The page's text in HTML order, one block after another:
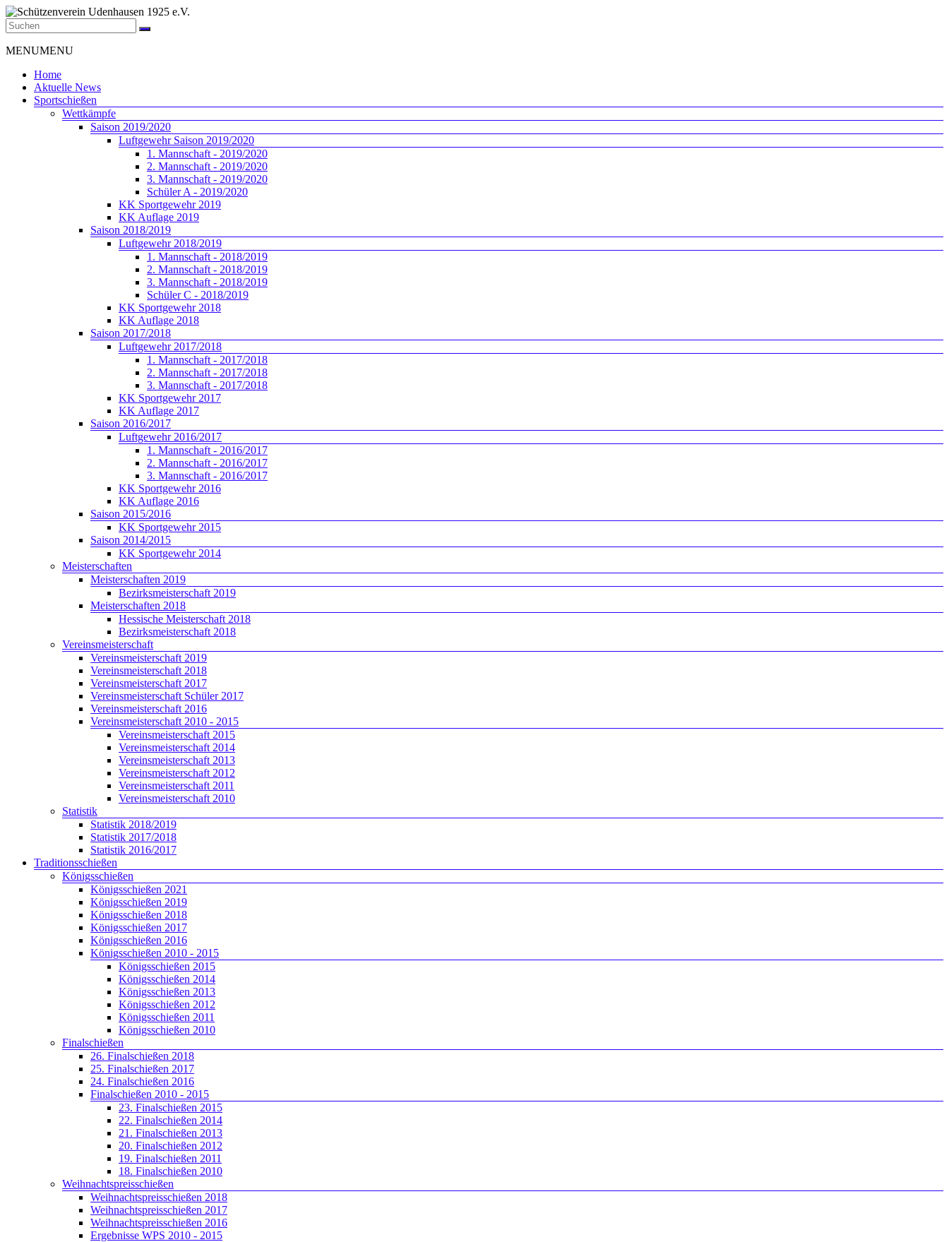
Zum
Inhalt
springen
Schützenverein
Udenhausen
e.V.
Schützenverein
Menü
MENUMENU
Home
Aktuelle News
Sportschießen
Wettkämpfe
Saison 2019/2020
Luftgewehr Saison 2019/2020
1. Mannschaft - 2019/2020
2. Mannschaft - 2019/2020
3. Mannschaft - 2019/2020
Schüler A - 2019/2020
KK Sportgewehr 2019
KK Auflage 2019
Saison 2018/2019
Luftgewehr 2018/2019
1. Mannschaft - 2018/2019
2. Mannschaft - 2018/2019
3. Mannschaft - 2018/2019
Schüler C - 2018/2019
KK Sportgewehr 2018
KK Auflage 2018
Saison 2017/2018
Luftgewehr 2017/2018
1. Mannschaft - 2017/2018
2. Mannschaft - 2017/2018
3. Mannschaft - 2017/2018
KK Sportgewehr 2017
KK Auflage 2017
Saison 2016/2017
Luftgewehr 2016/2017
1. Mannschaft - 2016/2017
2. Mannschaft - 2016/2017
3. Mannschaft - 2016/2017
KK Sportgewehr 2016
KK Auflage 2016
Saison 2015/2016
KK Sportgewehr 2015
Saison 2014/2015
KK Sportgewehr 2014
Meisterschaften
Meisterschaften 2019
Bezirksmeisterschaft 2019
Meisterschaften 2018
Hessische Meisterschaft 2018
Bezirksmeisterschaft 2018
Vereinsmeisterschaft
Vereinsmeisterschaft 2019
Vereinsmeisterschaft 2018
Vereinsmeisterschaft 2017
Vereinsmeisterschaft Schüler 2017
Vereinsmeisterschaft 2016
Vereinsmeisterschaft 2010 - 2015
Vereinsmeisterschaft 2015
Vereinsmeisterschaft 2014
Vereinsmeisterschaft 2013
Vereinsmeisterschaft 2012
Vereinsmeisterschaft 2011
Vereinsmeisterschaft 2010
Statistik
Statistik 2018/2019
Statistik 2017/2018
Statistik 2016/2017
Traditionsschießen
Königsschießen
Königsschießen 2021
Königsschießen 2019
Königsschießen 2018
Königsschießen 2017
Königsschießen 2016
Königsschießen 2010 - 2015
Königsschießen 2015
Königsschießen 2014
Königsschießen 2013
Königsschießen 2012
Königsschießen 2011
Königsschießen 2010
Finalschießen
26. Finalschießen 2018
25. Finalschießen 2017
24. Finalschießen 2016
Finalschießen 2010 - 2015
23. Finalschießen 2015
22. Finalschießen 2014
21. Finalschießen 2013
20. Finalschießen 2012
19. Finalschießen 2011
18. Finalschießen 2010
Weihnachtspreisschießen
Weihnachtspreisschießen 2018
Weihnachtspreisschießen 2017
Weihnachtspreisschießen 2016
Ergebnisse WPS 2010 - 2015